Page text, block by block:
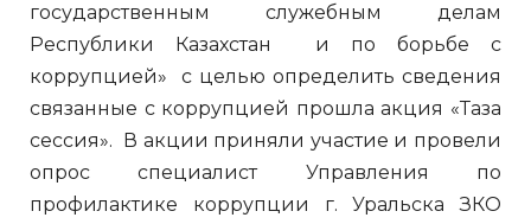
государственным служебным делам
Республики Казахстан и по борьбе с
коррупцией» с целью определить сведения
связанные с коррупцией прошла акция «Таза
сессия». В акции приняли участие и провели
опрос специалист Управления по
профилактике коррупции г. Уральска ЗКО